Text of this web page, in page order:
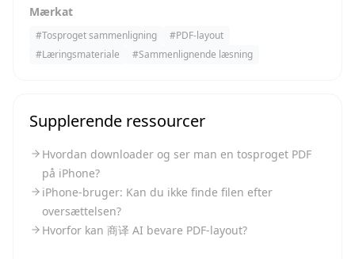
Mærkat
#Tosproget sammenligning #PDF-layout
#Læringsmateriale #Sammenlignende læsning
Supplerende ressourcer
Hvordan downloader og ser man en tosproget PDF
på iPhone?
iPhone-bruger: Kan du ikke finde filen efter
oversættelsen?
Hvorfor kan 商译 AI bevare PDF-layout?